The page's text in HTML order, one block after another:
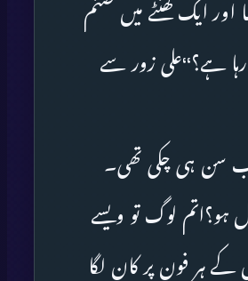
اور ایک گھنٹے میں صنم
ہے؟‘‘علی زور سے
سب سن ہی چکی تھی۔
ہو؟اتم لوگ تو ویسے
کے ہر فون پر کان لگا